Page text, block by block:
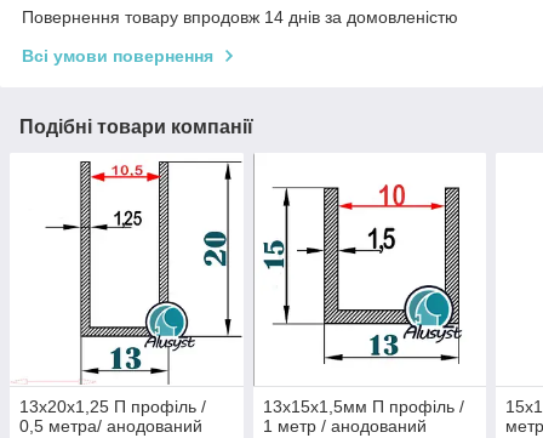
Повернення товару впродовж 14 днів за домовленістю
Всі умови повернення
Подібні товари компанії
13х20х1,25 П профіль /
0,5 метра/ анодований
13х15х1,5мм П профіль /
1 метр / анодований